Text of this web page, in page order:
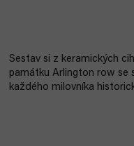
Sestav si z keramických
památku Arlington row se
každého milovníka